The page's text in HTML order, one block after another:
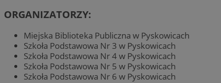
ORGANIZATORZY:
Miejska Biblioteka Publiczna w Pyskowicach
Szkoła Podstawowa Nr 3 w Pyskowicach
Szkoła Podstawowa Nr 4 w Pyskowicach
Szkoła Podstawowa Nr 5 w Pyskowicach
Szkoła Podstawowa Nr 6 w Pyskowicach